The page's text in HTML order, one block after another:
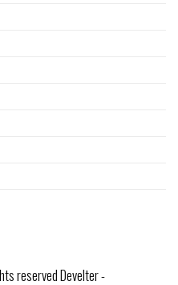
reserved Develter -